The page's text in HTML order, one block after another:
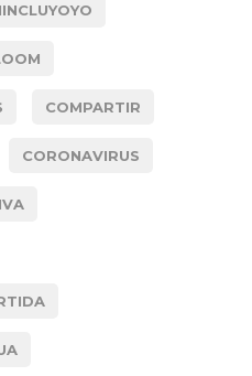
COMPARTIR
CORONAVIRUS